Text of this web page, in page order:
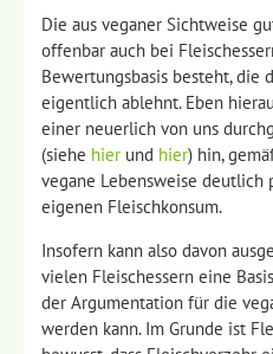
Die aus veganer Sichtweise
offenbar auch bei
Bewertungsbasis besteht, die
eigentlich ablehnt. Eben
einer neuerlich von uns
(siehe hier und hier) hin,
vegane Lebensweise
eigenen Fleischkonsum.
Insofern kann also davon
vielen Fleischessern eine
der Argumentation für die
werden kann. Im Grunde ist